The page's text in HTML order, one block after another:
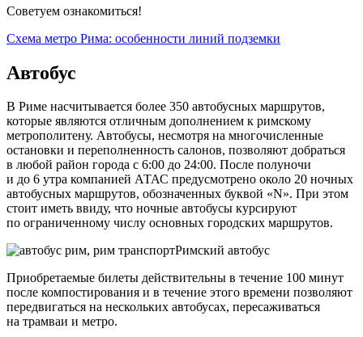
Советуем ознакомиться!
Схема метро Рима: особенности линий подземки
Автобус
В Риме насчитывается более 350 автобусных маршрутов,
которые являются отличным дополнением к римскому
метрополитену. Автобусы, несмотря на многочисленные
остановки и переполненность салонов, позволяют добраться
в любой район города с 6:00 до 24:00. После полуночи
и до 6 утра компанией АТАС предусмотрено около 20 ночных
автобусных маршрутов, обозначенных буквой «N». При этом
стоит иметь ввиду, что ночные автобусы курсируют
по ограниченному числу основных городских маршрутов.
Римский автобус
Приобретаемые билеты действительны в течение 100 минут
после компостирования и в течение этого времени позволяют
передвигаться на нескольких автобусах, пересаживаться
на трамваи и метро.